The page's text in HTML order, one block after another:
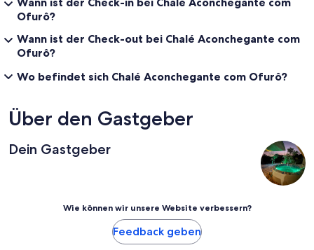
Ofurô?
Wann ist der Check-out bei Chalé Aconchegante com
Ofurô?
Wo befindet sich Chalé Aconchegante com Ofurô?
Über den Gastgeber
Dein Gastgeber
Wie können wir unsere Website verbessern?
Feedback geben